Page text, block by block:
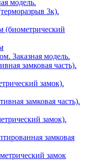
модель.
3к).
(биометрический
Заказная модель.
замковая часть).
замок).
замковая часть).
замок).
замковая
замок